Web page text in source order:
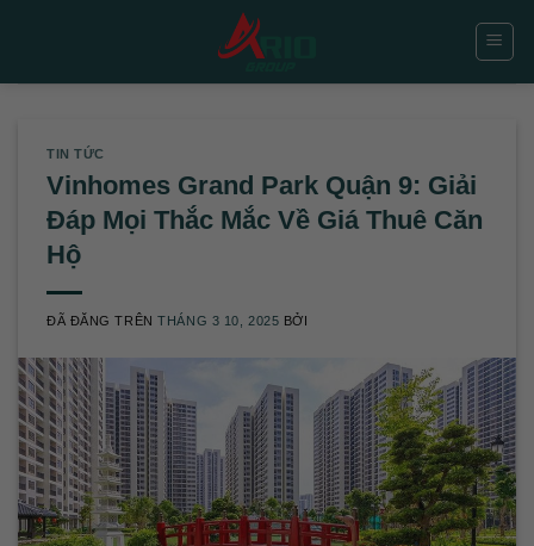
TIN TỨC
Vinhomes Grand Park Quận 9: Giải
Đáp Mọi Thắc Mắc Về Giá Thuê Căn
Hộ
ĐÃ ĐĂNG TRÊNTHÁNG 3 10, 2025 BỞI